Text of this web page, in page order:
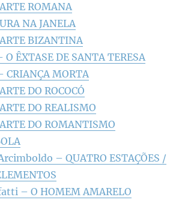
ROMANA
NA JANELA
BIZANTINA
ÊXTASE DE SANTA TERESA
MORTA
DO ROCOCÓ
DO REALISMO
DO ROMANTISMO
– QUATRO ESTAÇÕES /
– O HOMEM AMARELO